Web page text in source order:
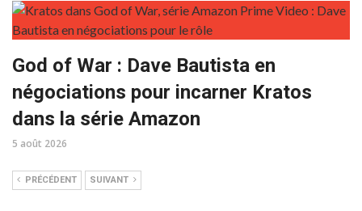
God of War : Dave Bautista en
négociations pour incarner Kratos
dans la série Amazon
5 août 2026
PRÉCÉDENT SUIVANT